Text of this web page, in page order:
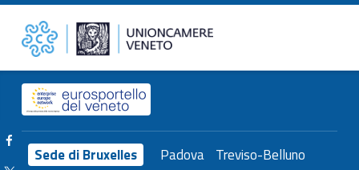
Le priorità infrastrutturali per il sistema economico Veneto – Unioncamere del Veneto Unioncamere del Veneto
Header info sidebar
Sede di Bruxelles Padova Treviso-Belluno
Facebook Unioncamere Veneto
Twitter Unioncamere Veneto